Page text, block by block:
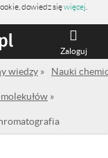
dowiedz sięwięcej
Zaloguj
wiedzy » Nauki
»